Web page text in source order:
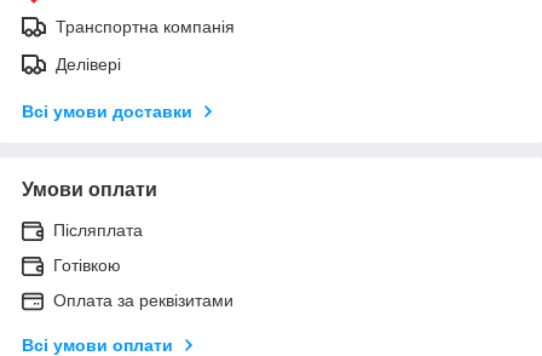
Транспортна компанія
Делівері
Всі умови доставки
Умови оплати
Післяплата
Готівкою
Оплата за реквізитами
Всі умови оплати